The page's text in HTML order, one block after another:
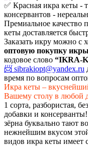
✅ Красная икра кеты -
консервантов -
Премиальное качество
кеты доставляется
Заказать икру можно с
оптовую покупку
кодовое слово “IKRA-
📨 sibrakiopt@yandex.ru
время по вопросам
Икра кеты –
Вашему столу в любой
1 сорта, разбористая,
добавки и
зёрна буквально тают
нежнейшим вкусом
видов икра кеты имеет